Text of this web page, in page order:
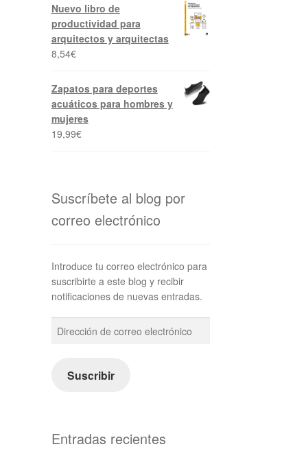
Nuevo libro de
productividad para
arquitectos y arquitectas
8,54€
Zapatos para deportes
acuáticos para hombres y
mujeres
19,99€
Suscríbete al blog por
correo electrónico
Introduce tu correo electrónico para
suscribirte a este blog y recibir
notificaciones de nuevas entradas.
Dirección
de
electrónico
Suscribir
Entradas recientes